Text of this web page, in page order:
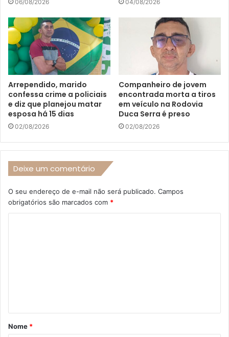
06/08/2026 04/08/2026
Arrependido, marido
confessa crime a policiais
e diz que planejou matar
esposa há 15 dias
02/08/2026
Companheiro de jovem
encontrada morta a tiros
em veículo na Rodovia
Duca Serra é preso
02/08/2026
Deixe um comentário
O seu endereço de e-mail não será publicado. Campos
obrigatórios são marcados com *
á
r
Nome *